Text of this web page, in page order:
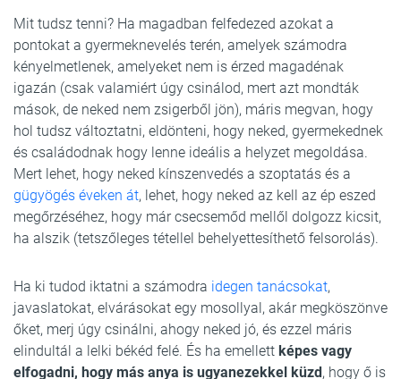
Mit tudsz tenni? Ha magadban felfedezed azokat a
pontokat a gyermeknevelés terén, amelyek számodra
kényelmetlenek, amelyeket nem is érzed magadénak
igazán (csak valamiért úgy csinálod, mert azt mondták
mások, de neked nem zsigerből jön), máris megvan, hogy
hol tudsz változtatni, eldönteni, hogy neked, gyermekednek
és családodnak hogy lenne ideális a helyzet megoldása.
Mert lehet, hogy neked kínszenvedés a szoptatás és a
gügyögés éveken át, lehet, hogy neked az kell az ép eszed
megőrzéséhez, hogy már csecsemőd mellől dolgozz kicsit,
ha alszik (tetszőleges tétellel behelyettesíthető felsorolás).
Ha ki tudod iktatni a számodra idegen tanácsokat,
javaslatokat, elvárásokat egy mosollyal, akár megköszönve
őket, merj úgy csinálni, ahogy neked jó, és ezzel máris
elindultál a lelki békéd felé. És ha emellett képes vagy
elfogadni, hogy más anya is ugyanezekkel küzd, hogy ő is